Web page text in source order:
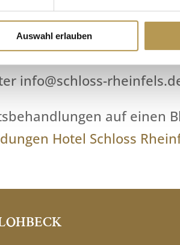
Auswahl erlauben
Auszeit und tun Sie
Gutes!
info@schloss-
auf einen
Hotel Schloss